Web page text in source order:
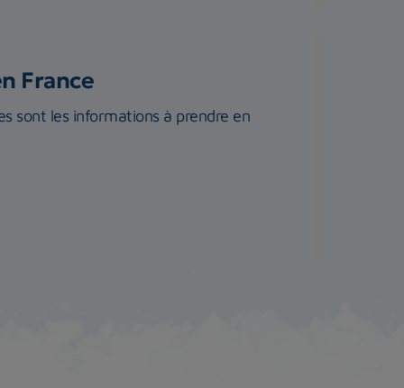
France
sont les informations à prendre en